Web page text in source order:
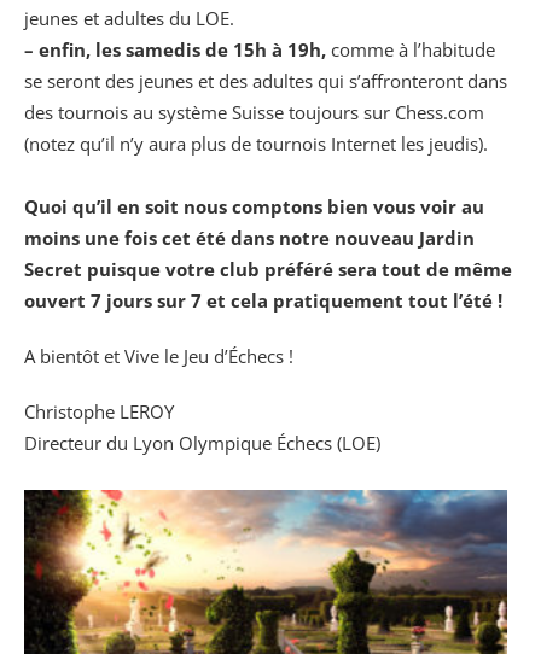
jeunes et adultes du LOE.
– enfin, les samedis de 15h à 19h, comme à l’habitude
se seront des jeunes et des adultes qui s’affronteront dans
des tournois au système Suisse toujours sur Chess.com
(notez qu’il n’y aura plus de tournois Internet les jeudis).
Quoi qu’il en soit nous comptons bien vous voir au
moins une fois cet été dans notre nouveau Jardin
Secret puisque votre club préféré sera tout de même
ouvert 7 jours sur 7 et cela pratiquement tout l’été !
A bientôt et Vive le Jeu d’Échecs !
Christophe LEROY
Directeur du Lyon Olympique Échecs (LOE)